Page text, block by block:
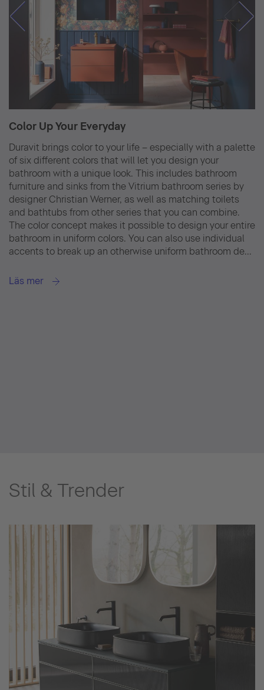
Color Up Your Everyday
Duravit brings color to your life – especially with a palette
of six different colors that will let you design your
bathroom with a unique look. This includes bathroom
furniture and sinks from the Vitrium bathroom series by
designer Christian Werner, as well as matching toilets
and bathtubs from other series that you can combine.
The color concept makes it possible to design your entire
bathroom in uniform colors. You can also use individual
accents to break up an otherwise uniform bathroom de...
Läs mer
Stil & Trender